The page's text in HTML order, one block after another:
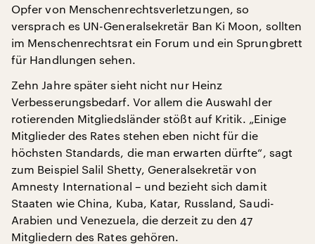
Opfer von Menschenrechtsverletzungen, so
versprach es UN-Generalsekretär Ban Ki Moon, sollten
im Menschenrechtsrat ein Forum und ein Sprungbrett
für Handlungen sehen.
Zehn Jahre später sieht nicht nur Heinz
Verbesserungsbedarf. Vor allem die Auswahl der
rotierenden Mitgliedsländer stößt auf Kritik. „Einige
Mitglieder des Rates stehen eben nicht für die
höchsten Standards, die man erwarten dürfte“, sagt
zum Beispiel Salil Shetty, Generalsekretär von
Amnesty International – und bezieht sich damit
Staaten wie China, Kuba, Katar, Russland, Saudi-
Arabien und Venezuela, die derzeit zu den 47
Mitgliedern des Rates gehören.